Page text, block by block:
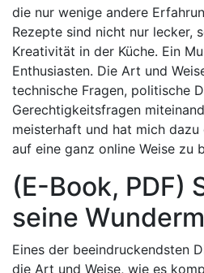
die nur wenige andere
Rezepte sind nicht nur lecker,
Kreativität in der Küche. Ein
Enthusiasten. Die Art und
technische Fragen, politische
Gerechtigkeitsfragen
meisterhaft und hat mich
auf eine ganz online Weise zu
(E-Book, PDF)
seine
Eines der beeindruckendsten
die Art und Weise, wie es